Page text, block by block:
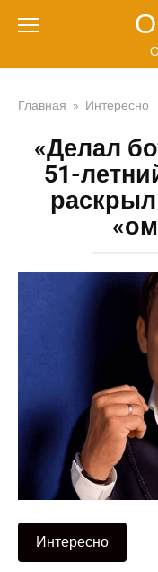
О
Главная » Интересно
«Делал
51-
Интересно